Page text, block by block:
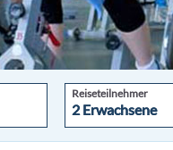
Reiseteilnehmer
2 Erwachsene
2 Erwachsene